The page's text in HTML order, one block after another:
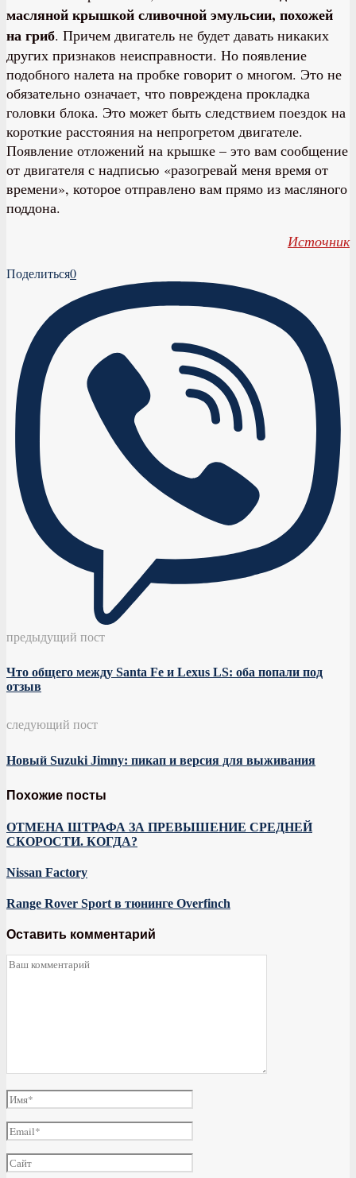
масляной крышкой сливочной эмульсии, похожей
на гриб. Причем двигатель не будет давать никаких
других признаков неисправности. Но появление
подобного налета на пробке говорит о многом. Это не
обязательно означает, что повреждена прокладка
головки блока. Это может быть следствием поездок на
короткие расстояния на непрогретом двигателе.
Появление отложений на крышке – это вам сообщение
от двигателя с надписью «разогревай меня время от
времени», которое отправлено вам прямо из масляного
поддона.
Источник
Поделиться0
предыдущий пост
Что общего между Santa Fe и Lexus LS: оба попали под
отзыв
следующий пост
Новый Suzuki Jimny: пикап и версия для выживания
Похожие посты
ОТМЕНА ШТРАФА ЗА ПРЕВЫШЕНИЕ СРЕДНЕЙ
СКОРОСТИ. КОГДА?
Nissan Factory
Range Rover Sport в тюнинге Overfinch
Оставить комментарий